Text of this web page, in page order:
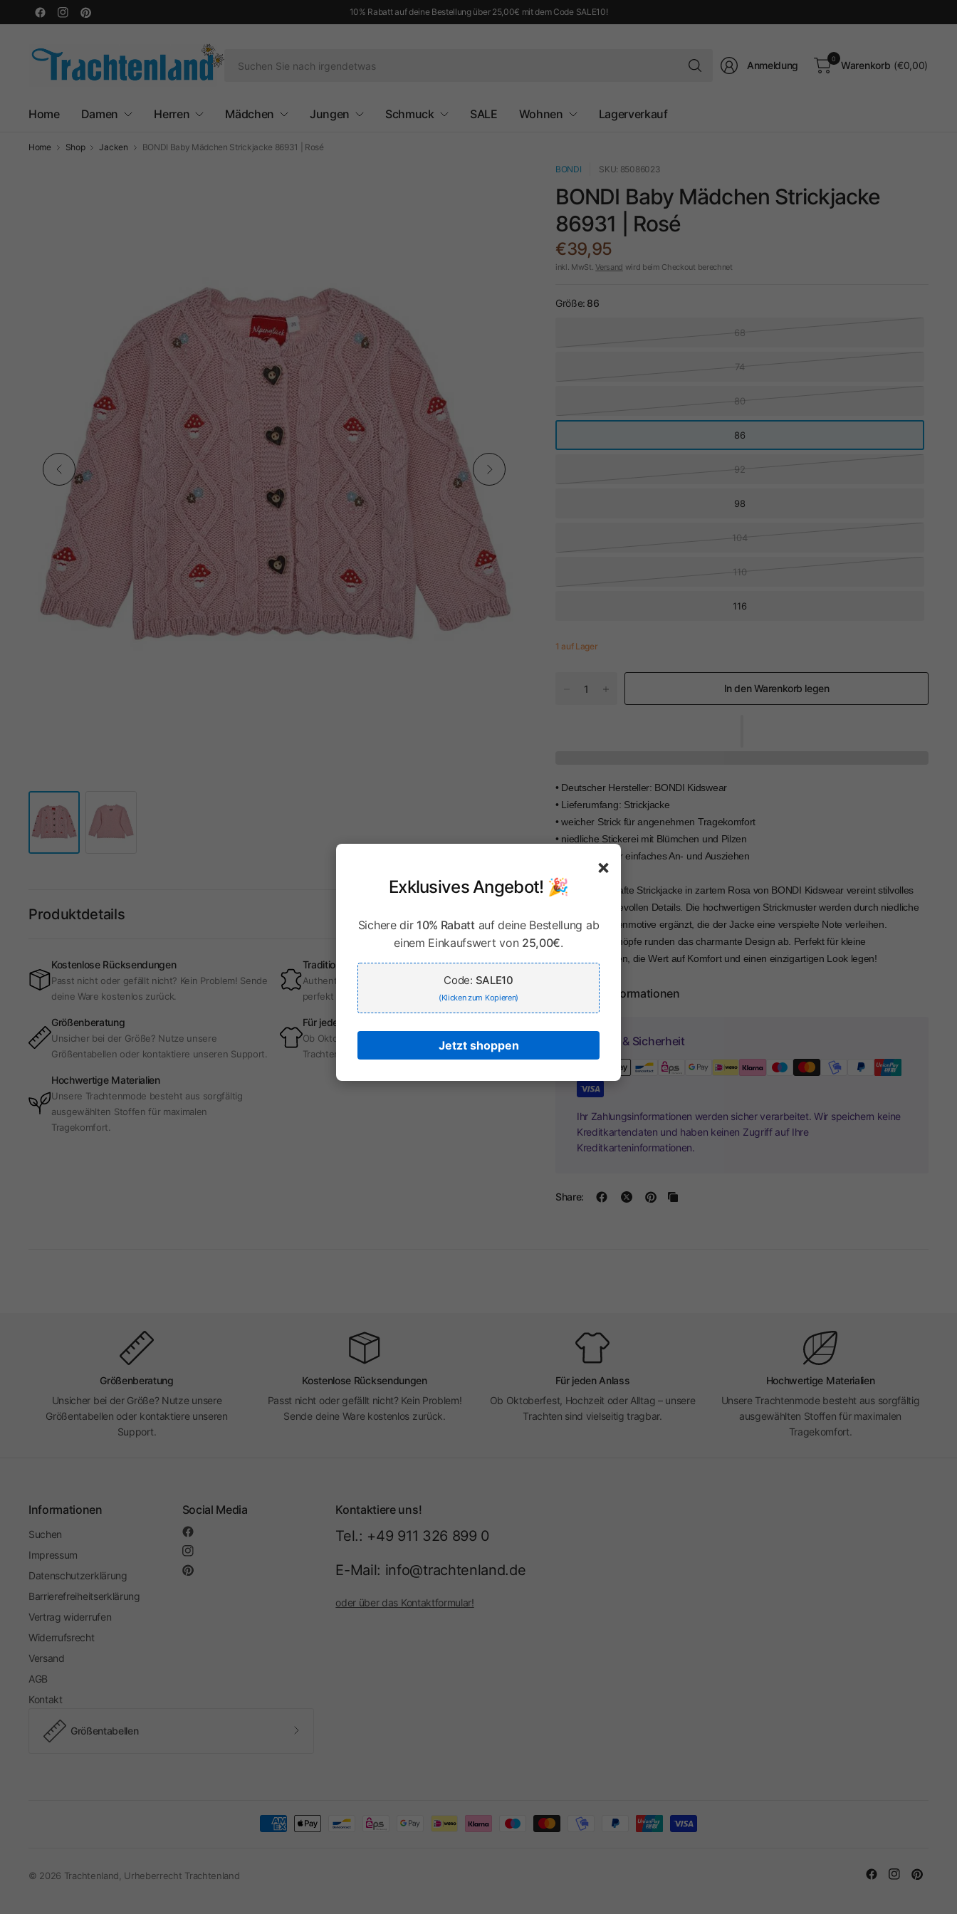
10% Rabatt auf deine Bestellung über 25,00€ mit dem Code SALE10!
Suchen
Sie
Anmeldung
0
Warenkorb (€0,00)
Home Damen Herren Mädchen Jungen Schmuck SALE Wohnen Lagerverkauf
Home Shop Jacken BONDI Baby Mädchen Strickjacke 86931 | Rosé
BONDI SKU: 85086023
BONDI Baby Mädchen Strickjacke
86931 | Rosé
€39,95
inkl. MwSt.Versand wird beim Checkout berechnet
Größe: 86
68
74
80
86
92
98
104
110
116
1 auf Lager
In den Warenkorb legen
• Deutscher Hersteller: BONDI Kidswear
• Lieferumfang: Strickjacke
• weicher Strick für angenehmen Tragekomfort
• niedliche Stickerei mit Blümchen und Pilzen
• Knopfleiste für einfaches An- und Ausziehen
Diese zauberhafte Strickjacke in zartem Rosa von BONDI Kidswear vereint stilvolles
Design mit liebevollen Details. Die hochwertigen Strickmuster werden durch niedliche
Pilz- und Blumenmotive ergänzt, die der Jacke eine verspielte Note verleihen.
Herzförmige Knöpfe runden das charmante Design ab. Perfekt für kleine
Abenteurerinnen, die Wert auf Komfort und einen einzigartigen Look legen!
Herstellerinformationen
Zahlung & Sicherheit
Ihr Zahlungsinformationen werden sicher verarbeitet. Wir speichern keine
Kreditkartendaten und haben keinen Zugriff auf Ihre
Kreditkarteninformationen.
Share:
Produktdetails
Kostenlose Rücksendungen
Passt nicht oder gefällt nicht? Kein Problem! Sende
deine Ware kostenlos zurück.
Tradition & Moderne
Authentische Trachten mit modernem Touch –
perfekt für jeden Anlass.
Größenberatung
Unsicher bei der Größe? Nutze unsere
Größentabellen oder kontaktiere unseren Support.
Für jeden Anlass
Ob Oktoberfest, Hochzeit oder Alltag – unsere
Trachten sind vielseitig tragbar.
Hochwertige Materialien
Unsere Trachtenmode besteht aus sorgfältig
ausgewählten Stoffen für maximalen
Tragekomfort.
Größenberatung
Unsicher bei der Größe? Nutze unsere
Größentabellen oder kontaktiere unseren
Support.
Kostenlose Rücksendungen
Passt nicht oder gefällt nicht? Kein Problem!
Sende deine Ware kostenlos zurück.
Für jeden Anlass
Ob Oktoberfest, Hochzeit oder Alltag – unsere
Trachten sind vielseitig tragbar.
Hochwertige Materialien
Unsere Trachtenmode besteht aus sorgfältig
ausgewählten Stoffen für maximalen
Tragekomfort.
Informationen
Suchen
Impressum
Datenschutzerklärung
Barrierefreiheitserklärung
Vertrag widerrufen
Widerrufsrecht
Versand
AGB
Kontakt
Social Media Kontaktiere uns!
Tel.: +49 911 326 899 0
E-Mail: info@trachtenland.de
oder über das Kontaktformular!
×
Exklusives Angebot! 🎉
Sichere dir 10% Rabattauf deine Bestellung ab
einem Einkaufswert von 25,00€.
Code: SALE10
(Klicken zum Kopieren)
Jetzt shoppen
Größentabellen
© 2026 Trachtenland, Urheberrecht Trachtenland